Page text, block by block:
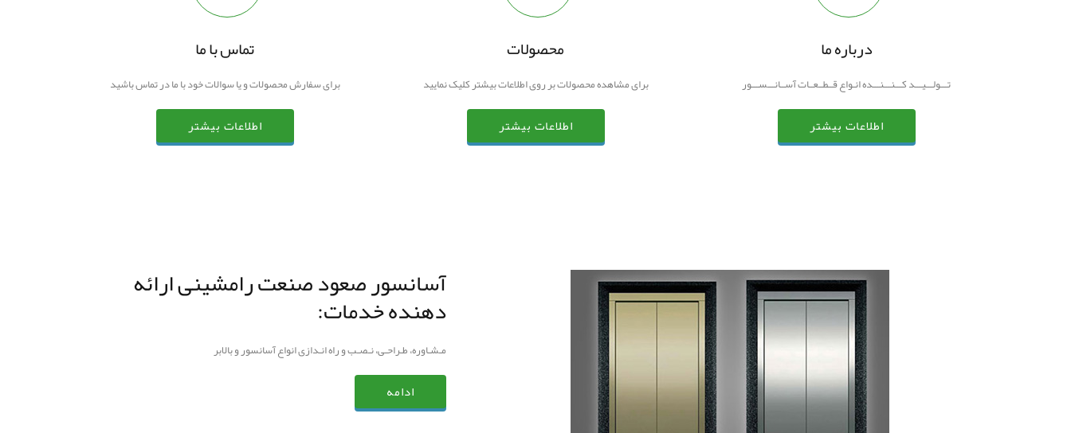
تماس با ما
برای سفارش محصولات و یا سوالات خود با ما در تماس باشید
اطلاعات بیشتر
محصولات
برای مشاهده محصولات بر روی اطلاعات بیشتر کلیک نمایید
اطلاعات بیشتر
درباره ما
تـــولـــیـــد کـــنـــنـــده انـواع قــطــعــات آســانـــســـور
اطلاعات بیشتر
آسانسور صعود صنعت رامشینی ارائه
دهنده خدمات:
مـشـاوره، طـراحـی، نـصـب و راه انـدازی انواع آسانسور و بالابر
ادامه